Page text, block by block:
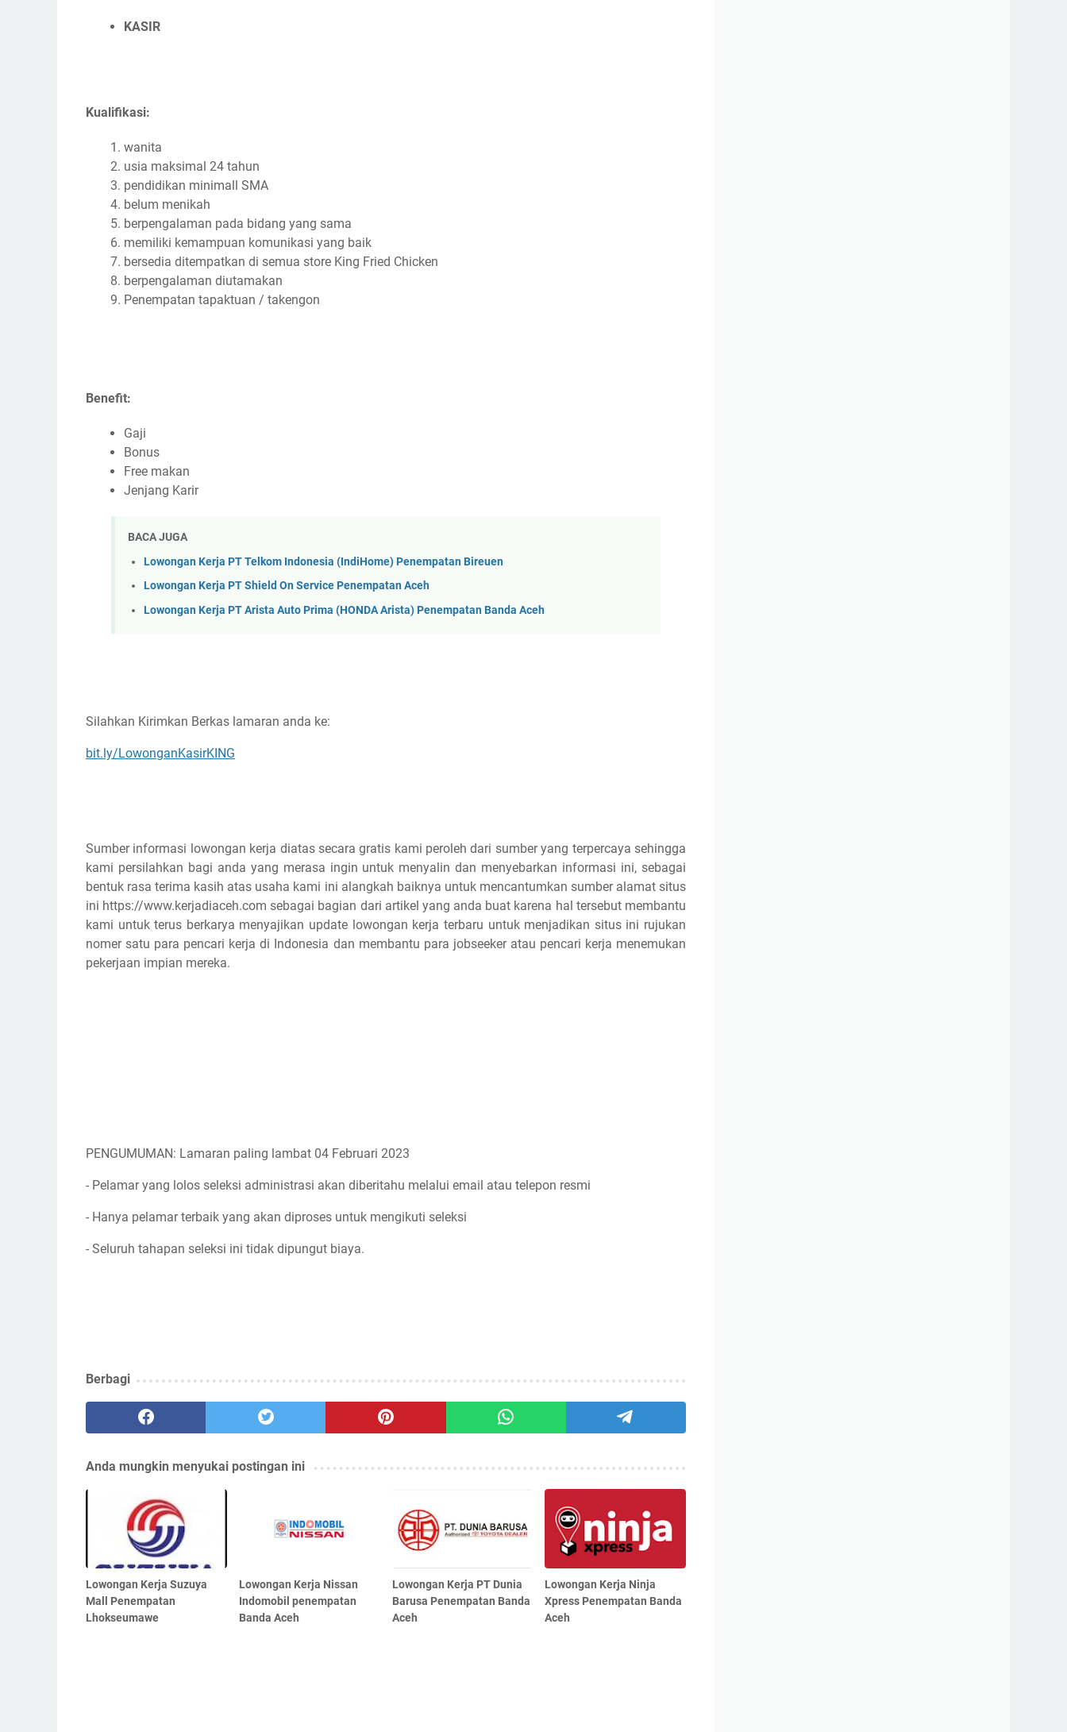
KASIR
Kualifikasi:
wanita
usia maksimal 24 tahun
pendidikan minimall SMA
belum menikah
berpengalaman pada bidang yang sama
memiliki kemampuan komunikasi yang baik
bersedia ditempatkan di semua store King Fried Chicken
berpengalaman diutamakan
Penempatan tapaktuan / takengon
Benefit:
Gaji
Bonus
Free makan
Jenjang Karir
BACA JUGA
Lowongan Kerja PT Telkom Indonesia (IndiHome) Penempatan Bireuen
Lowongan Kerja PT Shield On Service Penempatan Aceh
Lowongan Kerja PT Arista Auto Prima (HONDA Arista) Penempatan Banda Aceh
Silahkan Kirimkan Berkas lamaran anda ke:
bit.ly/LowonganKasirKING
Sumber informasi lowongan kerja diatas secara gratis kami peroleh dari sumber yang terpercaya sehingga
kami persilahkan bagi anda yang merasa ingin untuk menyalin dan menyebarkan informasi ini, sebagai
bentuk rasa terima kasih atas usaha kami ini alangkah baiknya untuk mencantumkan sumber alamat situs
ini https://www.kerjadiaceh.com sebagai bagian dari artikel yang anda buat karena hal tersebut membantu
kami untuk terus berkarya menyajikan update lowongan kerja terbaru untuk menjadikan situs ini rujukan
nomer satu para pencari kerja di Indonesia dan membantu para jobseeker atau pencari kerja menemukan
pekerjaan impian mereka.
PENGUMUMAN: Lamaran paling lambat 04 Februari 2023
- Pelamar yang lolos seleksi administrasi akan diberitahu melalui email atau telepon resmi
- Hanya pelamar terbaik yang akan diproses untuk mengikuti seleksi
- Seluruh tahapan seleksi ini tidak dipungut biaya.
Berbagi
Anda mungkin menyukai postingan ini
Lowongan Kerja Suzuya
Mall Penempatan
Lhokseumawe
Lowongan Kerja Nissan
Indomobil penempatan
Banda Aceh
Lowongan Kerja PT Dunia
Barusa Penempatan Banda
Aceh
Lowongan Kerja Ninja
Xpress Penempatan Banda
Aceh